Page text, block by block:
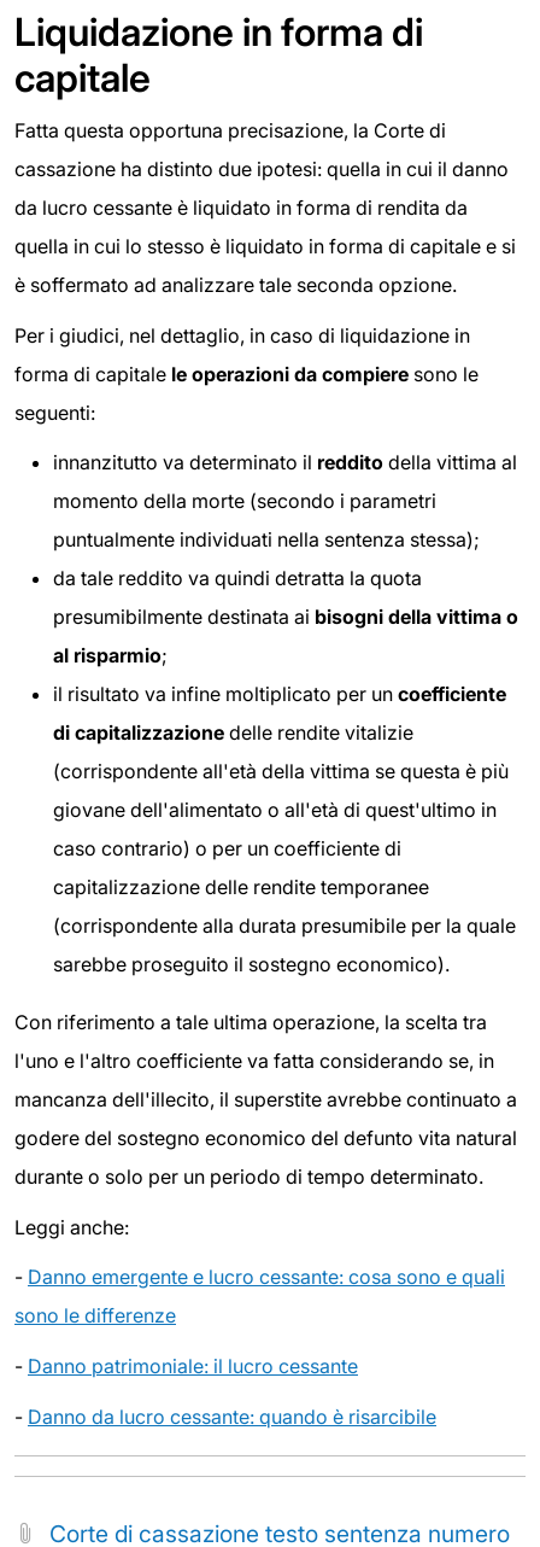
Liquidazione in forma di
capitale
Fatta questa opportuna precisazione, la Corte di
cassazione ha distinto due ipotesi: quella in cui il danno
da lucro cessante è liquidato in forma di rendita da
quella in cui lo stesso è liquidato in forma di capitale e si
è soffermato ad analizzare tale seconda opzione.
Per i giudici, nel dettaglio, in caso di liquidazione in
forma di capitale le operazioni da compiere sono le
seguenti:
innanzitutto va determinato il reddito della vittima al
momento della morte (secondo i parametri
puntualmente individuati nella sentenza stessa);
da tale reddito va quindi detratta la quota
presumibilmente destinata ai bisogni della vittima o
al risparmio;
il risultato va infine moltiplicato per un coefficiente
di capitalizzazione delle rendite vitalizie
(corrispondente all'età della vittima se questa è più
giovane dell'alimentato o all'età di quest'ultimo in
caso contrario) o per un coefficiente di
capitalizzazione delle rendite temporanee
(corrispondente alla durata presumibile per la quale
sarebbe proseguito il sostegno economico).
Con riferimento a tale ultima operazione, la scelta tra
l'uno e l'altro coefficiente va fatta considerando se, in
mancanza dell'illecito, il superstite avrebbe continuato a
godere del sostegno economico del defunto vita natural
durante o solo per un periodo di tempo determinato.
Leggi anche:
- Danno emergente e lucro cessante: cosa sono e quali
sono le differenze
- Danno patrimoniale: il lucro cessante
- Danno da lucro cessante: quando è risarcibile
Corte di cassazione testo sentenza numero